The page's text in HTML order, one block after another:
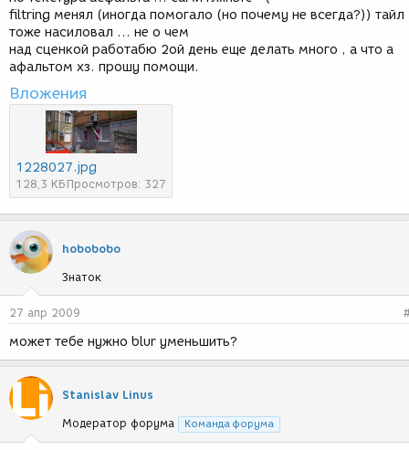
filtring менял (иногда помогало (но почему не всегда?)) тайл
тоже насиловал ... не о чем
над сценкой работабю 2ой день еще делать много , а что а
афальтом хз. прошу помощи.
Вложения
1228027.jpg
128,3 КБ Просмотров: 327
hobobobo
Знаток
27 апр 2009
может тебе нужно blur уменьшить?
Stanislav Linus
Модератор форума Команда форума